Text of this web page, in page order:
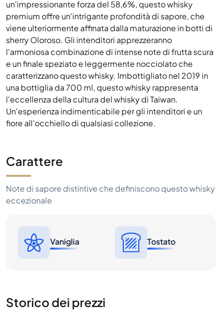
un'impressionante forza del 58,6%, questo whisky
premium offre un'intrigante profondità di sapore, che
viene ulteriormente affinata dalla maturazione in botti di
sherry Oloroso. Gli intenditori apprezzeranno
l'armoniosa combinazione di intense note di frutta scura
e un finale speziato e leggermente nocciolato che
caratterizzano questo whisky. Imbottigliato nel 2019 in
una bottiglia da 700 ml, questo whisky rappresenta
l'eccellenza della cultura del whisky di Taiwan.
Un'esperienza indimenticabile per gli intenditori e un
fiore all'occhiello di qualsiasi collezione.
Carattere
Note di sapore distintive che definiscono questo whisky
eccezionale
Vaniglia Tostato
Storico dei prezzi